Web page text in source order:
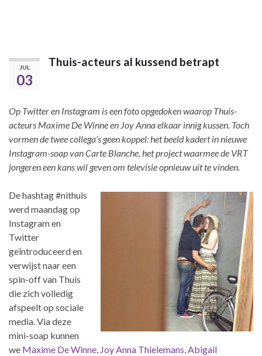
JUL
03
Thuis-acteurs al kussend betrapt
Op Twitter en Instagram is een foto opgedoken waarop Thuis-
acteurs Maxime De Winne en Joy Anna elkaar innig kussen. Toch
vormen de twee collega’s geen koppel: het beeld kadert in nieuwe
Instagram-soap van Carte Blanche, het project waarmee de VRT
jongeren een kans wil geven om televisie opnieuw uit te vinden.
De hashtag #nithuis
werd maandag op
Instagram en
Twitter
geïntroduceerd en
verwijst naar een
spin-off van Thuis
die zich volledig
afspeelt op sociale
media. Via deze
mini-soap kunnen
we Maxime De Winne, Joy Anna Thielemans,Abigail